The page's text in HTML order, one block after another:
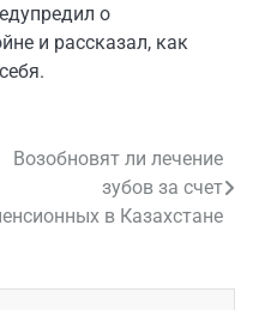
о
и рассказал, как
Возобновят ли лечение
зубов за счет
в Казахстане